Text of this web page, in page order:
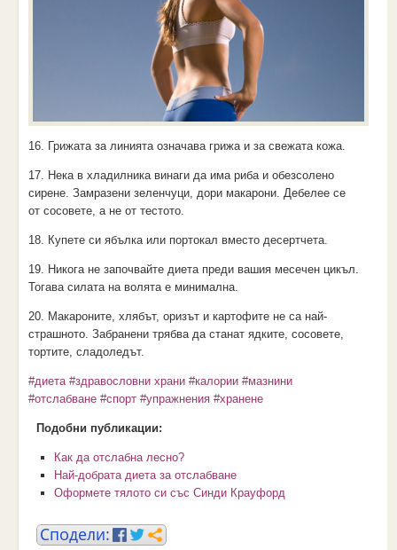
16. Грижата за линията означава грижа и за свежата кожа.
17. Нека в хладилника винаги да има риба и обезсолено
сирене. Замразени зеленчуци, дори макарони. Дебелее се
от сосовете, а не от тестото.
18. Купете си ябълка или портокал вместо десертчета.
19. Никога не започвайте диета преди вашия месечен цикъл.
Тогава силата на волята е минимална.
20. Макароните, хлябът, оризът и картофите не са най-
страшното. Забранени трябва да станат ядките, сосовете,
тортите, сладоледът.
#диета #здравословни храни #калории #мазнини
#отслабване #спорт #упражнения #хранене
Подобни публикации:
Как да отслабна лесно?
Най-добрата диета за отслабване
Оформете тялото си със Синди Крауфорд